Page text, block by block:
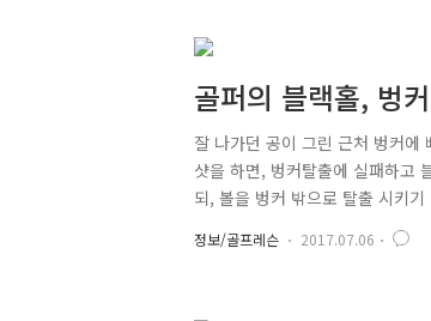
골퍼의 블랙홀, 벙
잘 나가던 공이 그린 근처 벙커에
샷을 하면, 벙커탈출에 실패하고
되, 볼을 벙커 밖으로 탈출 시키
아마추어 골퍼를 보면 힐이 앞쪽
벙커에서 제대로 탈출 시키기 어
정보/골프레슨 2017.07.06